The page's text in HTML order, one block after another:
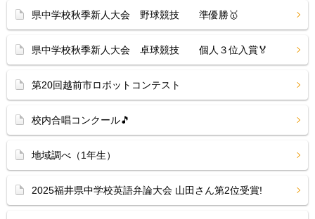
県中学校秋季新人大会 野球競技 準優勝🥇
県中学校秋季新人大会 卓球競技 個人３位入賞🏅
第20回越前市ロボットコンテスト
校内合唱コンクール🎵
地域調べ（1年生）
2025福井県中学校英語弁論大会 山田さん第2位受賞!